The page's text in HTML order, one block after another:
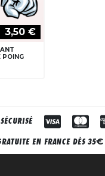
3,50 €
POING
EN FRANCE DÈS 35€